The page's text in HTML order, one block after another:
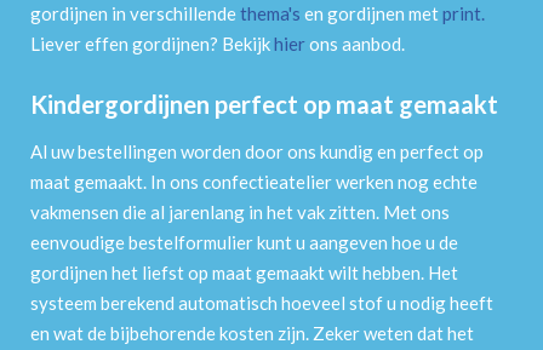
gordijnen in verschillendethema's en gordijnen metprint.
Liever effen gordijnen? Bekijkhierons aanbod.
Kindergordijnen perfect op maat gemaakt
Al uw bestellingen worden door ons kundig en perfect op
maat gemaakt. In ons confectieatelier werken nog echte
vakmensen die al jarenlang in het vak zitten. Met ons
eenvoudige bestelformulier kunt u aangeven hoe u de
gordijnen het liefst op maat gemaakt wilt hebben. Het
systeem berekend automatisch hoeveel stof u nodig heeft
en wat de bijbehorende kosten zijn. Zeker weten dat het